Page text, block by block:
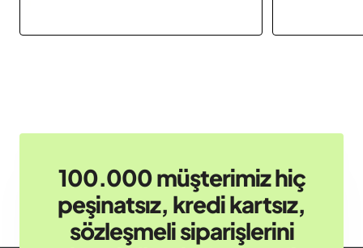
100.000 müşterimiz hiç
peşinatsız, kredi kartsız,
sözleşmeli siparişlerini